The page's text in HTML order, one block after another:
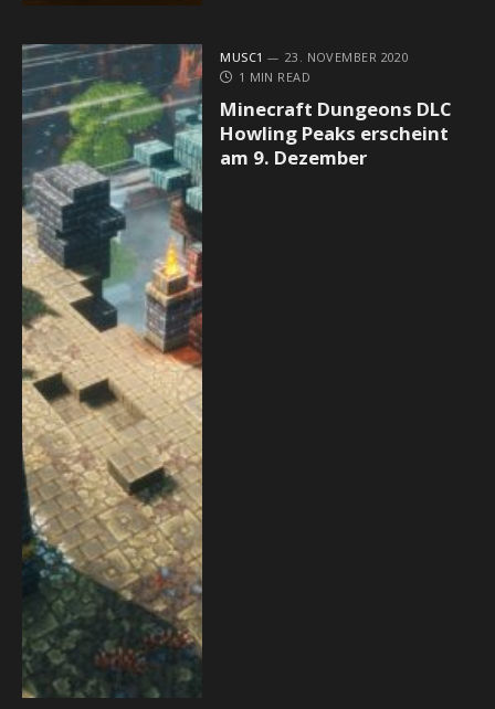
MUSC1
23. NOVEMBER 2020
1 MIN READ
Minecraft Dungeons DLC
Howling Peaks erscheint
am 9. Dezember